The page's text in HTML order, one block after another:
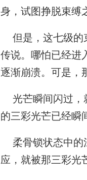
身，试图挣脱束缚
但是，这七级的
传说。哪怕已经进
逐渐崩溃。可是，
光芒瞬间闪过，
的三彩光芒已经瞬
柔骨锁状态中的
应，就被那三彩光